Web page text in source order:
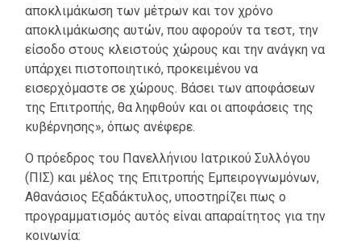
αποκλιμάκωση των μέτρων και τον χρόνο
αποκλιμάκωσης αυτών, που αφορούν τα τεστ, την
είσοδο στους κλειστούς χώρους και την ανάγκη να
υπάρχει πιστοποιητικό, προκειμένου να
εισερχόμαστε σε χώρους. Βάσει των αποφάσεων
της Επιτροπής, θα ληφθούν και οι αποφάσεις της
κυβέρνησης», όπως ανέφερε.
Ο πρόεδρος του Πανελλήνιου Ιατρικού Συλλόγου
(ΠΙΣ) και μέλος της Επιτροπής Εμπειρογνωμόνων,
Αθανάσιος Εξαδάκτυλος, υποστηρίζει πως ο
προγραμματισμός αυτός είναι απαραίτητος για την
κοινωνία: